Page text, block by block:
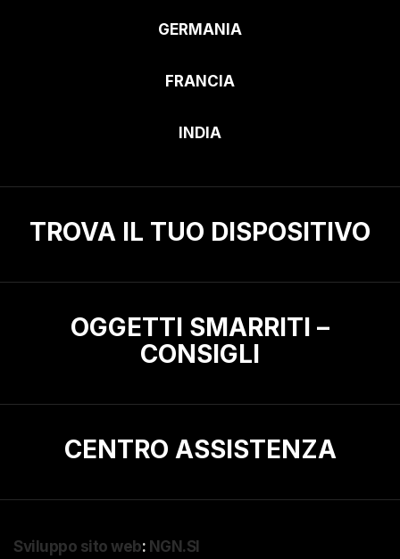
GERMANIA
FRANCIA
INDIA
TROVA IL TUO DISPOSITIVO
OGGETTI SMARRITI –
CONSIGLI
CENTRO ASSISTENZA
Sviluppo sito web: NGN.SI